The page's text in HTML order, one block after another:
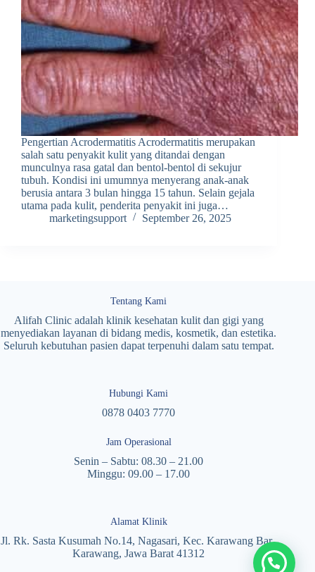
Pengertian Acrodermatitis Acrodermatitis merupakan
salah satu penyakit kulit yang ditandai dengan
munculnya rasa gatal dan bentol-bentol di sekujur
tubuh. Kondisi ini umumnya menyerang anak-anak
berusia antara 3 bulan hingga 15 tahun. Selain gejala
utama pada kulit, penderita penyakit ini juga…
marketingsupport
September 26, 2025
Tentang Kami
Alifah Clinic adalah klinik kesehatan kulit dan gigi yang
menyediakan layanan di bidang medis, kosmetik, dan estetika.
Seluruh kebutuhan pasien dapat terpenuhi dalam satu tempat.
Hubungi Kami
0878 0403 7770
Jam Operasional
Senin – Sabtu: 08.30 – 21.00
Minggu: 09.00 – 17.00
Alamat Klinik
Jl. Rk. Sasta Kusumah No.14, Nagasari, Kec. Karawang Bar.,
Karawang, Jawa Barat 41312